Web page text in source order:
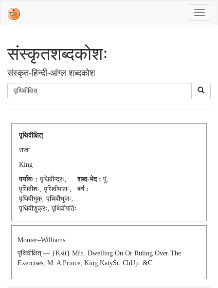
संस्‍कृतशब्‍दकोशः
संस्‍कृत-हिन्दी-आंग्ल शब्दकोश
पृथिवीक्षित्
राजा
King
पर्यायः : पृथिवीन्द्रः‚
पृथिवीशः‚ पृथिवीपालः‚
पृथिवीभुक्‚ पृथिवीभुजः‚
पृथिवीशुक्रः‚ पृथिवीपतिः
शब्द-भेद : पुं.
वर्ग :
Monier–Williams
पृथिवीक्षित् — {kṣit} Mfn. Dwelling On Or Ruling Over The
Exercises, M. A Prince, King KātyŚr. ChUp. &c